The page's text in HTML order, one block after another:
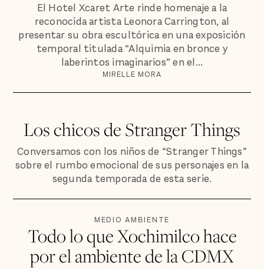
El Hotel Xcaret Arte rinde homenaje a la
reconocida artista Leonora Carrington, al
presentar su obra escultórica en una exposición
temporal titulada “Alquimia en bronce y
laberintos imaginarios” en el...
MIRELLE MORA
Los chicos de Stranger Things
Conversamos con los niños de “Stranger Things”
sobre el rumbo emocional de sus personajes en la
segunda temporada de esta serie.
MEDIO AMBIENTE
Todo lo que Xochimilco hace
por el ambiente de la CDMX